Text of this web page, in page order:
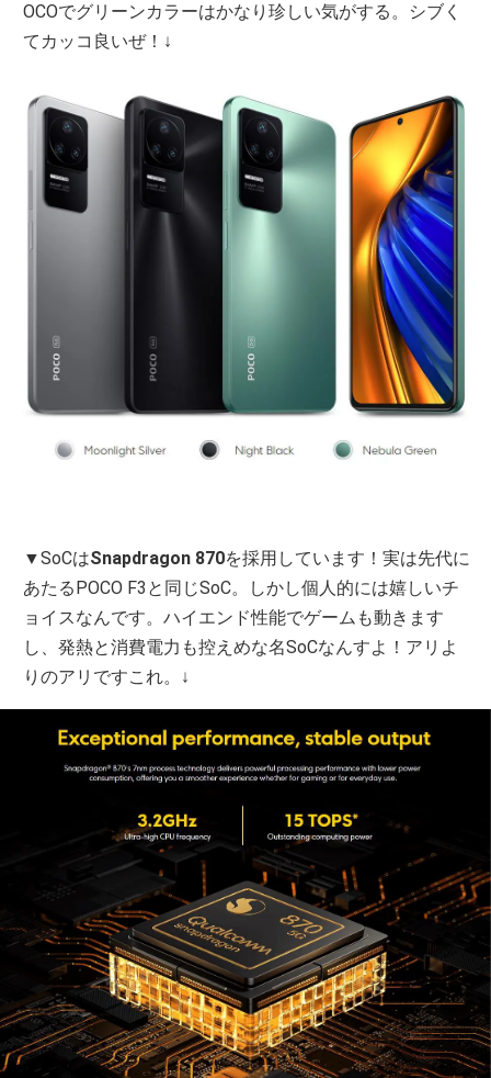
OCOでグリーンカラーはかなり珍しい気がする。シブく
てカッコ良いぜ！↓
▼SoCはSnapdragon 870を採用しています！実は先代に
あたるPOCO F3と同じSoC。しかし個人的には嬉しいチ
ョイスなんです。ハイエンド性能でゲームも動きます
し、発熱と消費電力も控えめな名SoCなんすよ！アリよ
りのアリですこれ。↓